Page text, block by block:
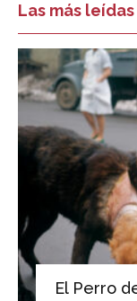
Las más leídas
El Perro